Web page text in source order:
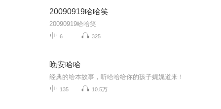
20090919哈哈笑
20090919哈哈笑
6 325
晚安哈哈
经典的绘本故事，听哈哈给你的孩子娓娓道来！
135 10.5万